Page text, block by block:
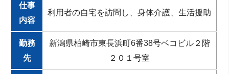
仕事
内容
利用者の自宅を訪問し、身体介護、生活援助
勤務
先
新潟県柏崎市東長浜町6番38号ベコビル２階
２０１号室